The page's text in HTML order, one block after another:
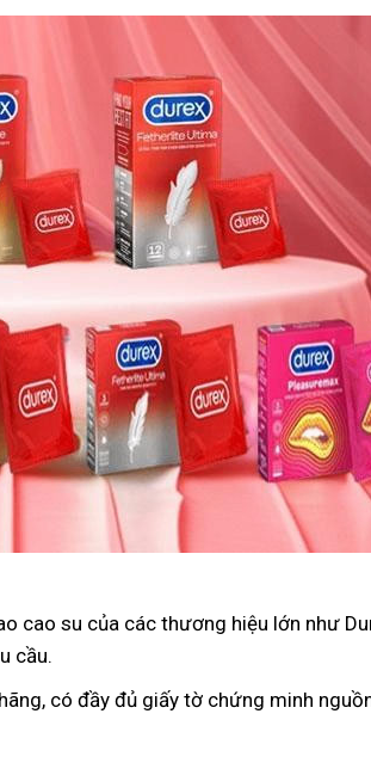
cao su của các thương hiệu lớn như
cầu.
có đầy đủ giấy tờ chứng minh